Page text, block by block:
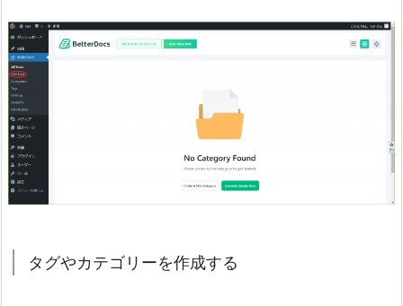
タグやカテゴリーを作成する